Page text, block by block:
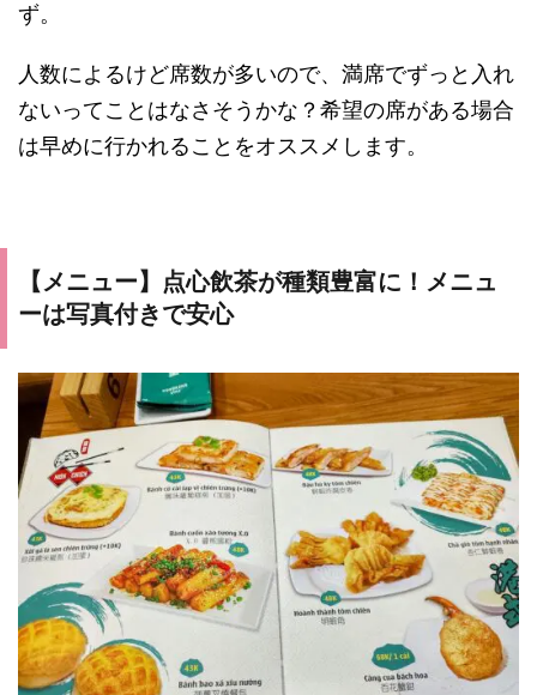
ず。
人数によるけど席数が多いので、満席でずっと入れ
ないってことはなさそうかな？希望の席がある場合
は早めに行かれることをオススメします。
【メニュー】点心飲茶が種類豊富に！メニュ
ーは写真付きで安心